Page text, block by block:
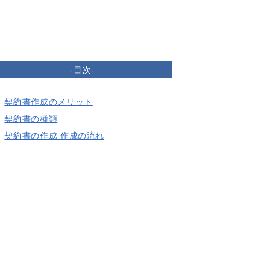
-目次-
契約書作成のメリット
契約書の種類
契約書の作成 作成の流れ